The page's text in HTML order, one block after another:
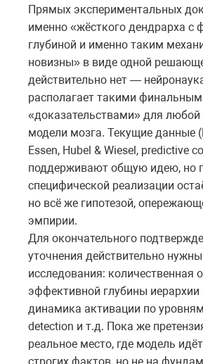
Прямых экспериментальных
именно «жёсткого дендрарха с
глубиной и именно таким
новизны» в виде одной
действительно нет —
располагает такими
«доказательствами» для любой
модели мозга. Текущие данные
Essen, Hubel & Wiesel, predictive
поддерживают общую идею, но
специфической реализации
но всё же гипотезой,
эмпирии.
Для окончательного
уточнения действительно
исследования: количественная
эффективной глубины иерархии
динамика активации по
detection и т.д. Пока же
реальное место, где модель